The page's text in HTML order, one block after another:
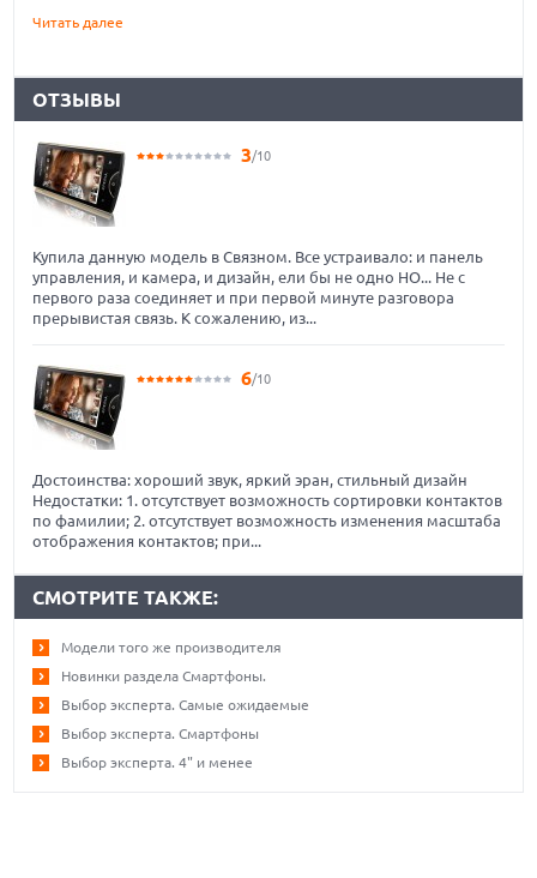
Читать далее
ОТЗЫВЫ
3/10
Купила данную модель в Связном. Все устраивало: и панель
управления, и камера, и дизайн, ели бы не одно НО... Не с
первого раза соединяет и при первой минуте разговора
прерывистая связь. К сожалению, из...
6/10
Достоинства: хороший звук, яркий эран, стильный дизайн
Недостатки: 1. отсутствует возможность сортировки контактов
по фамилии; 2. отсутствует возможность изменения масштаба
отображения контактов; при...
СМОТРИТЕ ТАКЖЕ:
Модели того же производителя
Новинки раздела Смартфоны.
Выбор эксперта. Самые ожидаемые
Выбор эксперта. Смартфоны
Выбор эксперта. 4" и менее